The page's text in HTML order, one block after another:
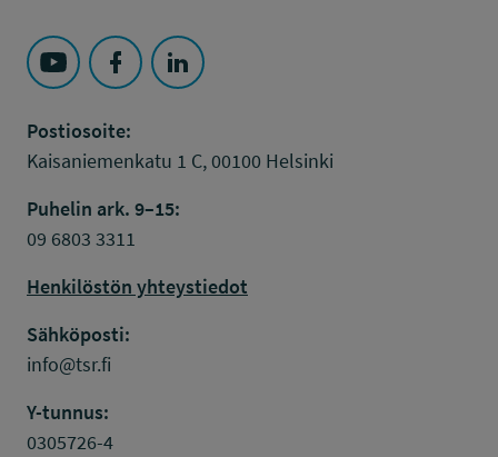
Seuraa Työsuojelurahasto kohteessa: YouTube
Seuraa Työsuojelurahasto kohteessa:
Seuraa Työsuojelurahasto kohteessa:
Postiosoite:
Kaisaniemenkatu 1 C, 00100 Helsinki
Puhelin ark. 9–15:
09 6803 3311
Henkilöstön yhteystiedot
Sähköposti:
info@tsr.fi
Y-tunnus:
0305726-4